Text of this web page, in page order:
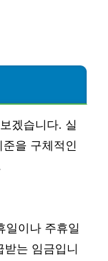
겠습니다. 실
을 구체적인
일이나 주휴일
는 임금입니